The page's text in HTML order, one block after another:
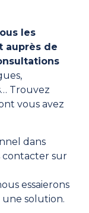
les
auprès de
Trouvez
vous avez
dans
contacter sur
essaierons
solution.